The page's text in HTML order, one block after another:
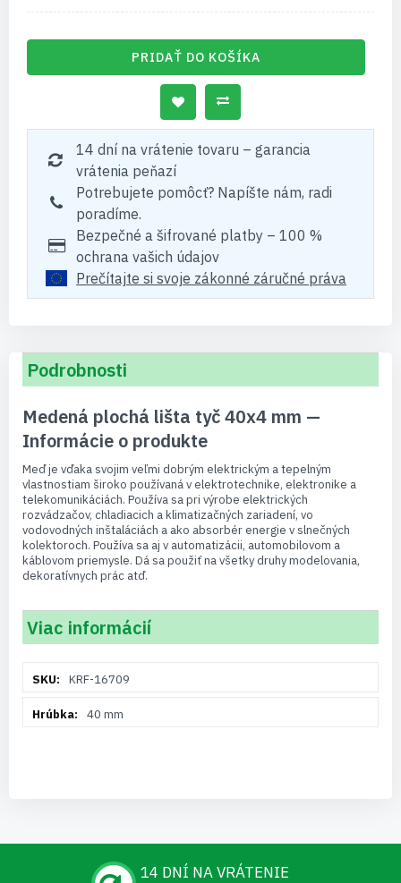
PRIDAŤ DO KOŠÍKA
14 dní na vrátenie tovaru – garancia
vrátenia peňazí
Potrebujete pomôcť? Napíšte nám, radi
poradíme.
Bezpečné a šifrované platby – 100 %
ochrana vašich údajov
Prečítajte si svoje zákonné záručné práva
Podrobnosti
Medená plochá lišta tyč 40x4 mm —
Informácie o produkte
Meď je vďaka svojim veľmi dobrým elektrickým a tepelným
vlastnostiam široko používaná v elektrotechnike, elektronike a
telekomunikáciách. Používa sa pri výrobe elektrických
rozvádzačov, chladiacich a klimatizačných zariadení, vo
vodovodných inštaláciách a ako absorbér energie v slnečných
kolektoroch. Používa sa aj v automatizácii, automobilovom a
káblovom priemysle. Dá sa použiť na všetky druhy modelovania,
dekoratívnych prác atď.
Viac informácií
informáciíKRF-16709
40 mm
14 DNÍ NA VRÁTENIE